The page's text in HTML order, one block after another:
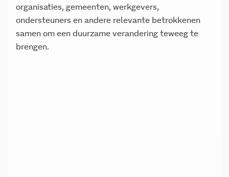
organisaties, gemeenten, werkgevers,
ondersteuners en andere relevante betrokkenen
samen om een duurzame verandering teweeg te
brengen.